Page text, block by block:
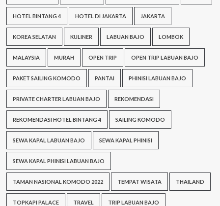
HOTEL BINTANG 4 HOTEL DI JAKARTA JAKARTA
KOREA SELATAN KULINER LABUAN BAJO LOMBOK
MALAYSIA MURAH OPEN TRIP OPEN TRIP LABUAN BAJO
PAKET SAILING KOMODO PANTAI PHINISI LABUAN BAJO
PRIVATE CHARTER LABUAN BAJO REKOMENDASI
REKOMENDASI HOTEL BINTANG 4 SAILING KOMODO
SEWA KAPAL LABUAN BAJO SEWA KAPAL PHINISI
SEWA KAPAL PHINISI LABUAN BAJO
TAMAN NASIONAL KOMODO 2022 TEMPAT WISATA THAILAND
TOPKAPI PALACE TRAVEL TRIP LABUAN BAJO